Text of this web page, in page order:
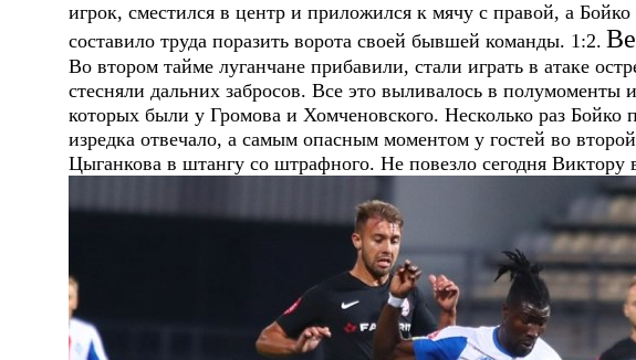
игрок, сместился в центр и приложился к мячу с правой, а
составило труда поразить ворота своей бывшей команды. 1:2.
Во втором тайме луганчане прибавили, стали играть в атаке
стесняли дальних забросов. Все это выливалось в
которых были у Громова и Хомченовского. Несколько раз Бойко
изредка отвечало, а самым опасным моментом у гостей во
Цыганкова в штангу со штрафного. Не повезло сегодня Виктору